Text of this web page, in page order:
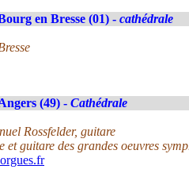
en Bresse (01) - cathédrale
(49) - Cathédrale
Rossfelder, guitare
guitare des grandes oeuvres